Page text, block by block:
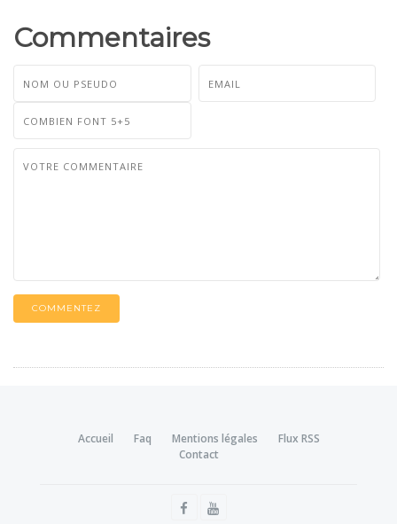
Commentaires
COMMENTEZ
Accueil Faq Mentions légales
Flux RSS
Contact